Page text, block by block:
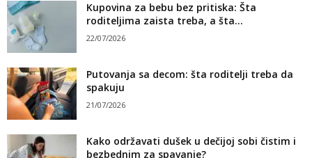
Kupovina za bebu bez pritiska: Šta
roditeljima zaista treba, a šta...
22/07/2026
Putovanja sa decom: šta roditelji treba da
spakuju
21/07/2026
Kako održavati dušek u dečijoj sobi čistim i
bezbednim za spavanje?